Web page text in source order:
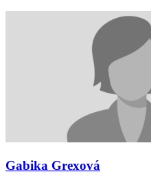
Gabika Grexová